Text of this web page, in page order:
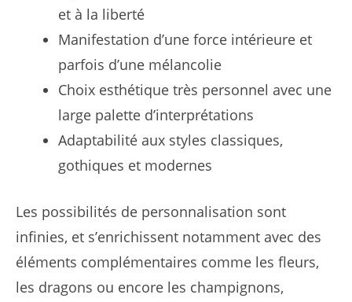
et à la liberté
Manifestation d’une force intérieure et
parfois d’une mélancolie
Choix esthétique très personnel avec une
large palette d’interprétations
Adaptabilité aux styles classiques,
gothiques et modernes
Les possibilités de personnalisation sont
infinies, et s’enrichissent notamment avec des
éléments complémentaires comme les fleurs,
les dragons ou encore les champignons,